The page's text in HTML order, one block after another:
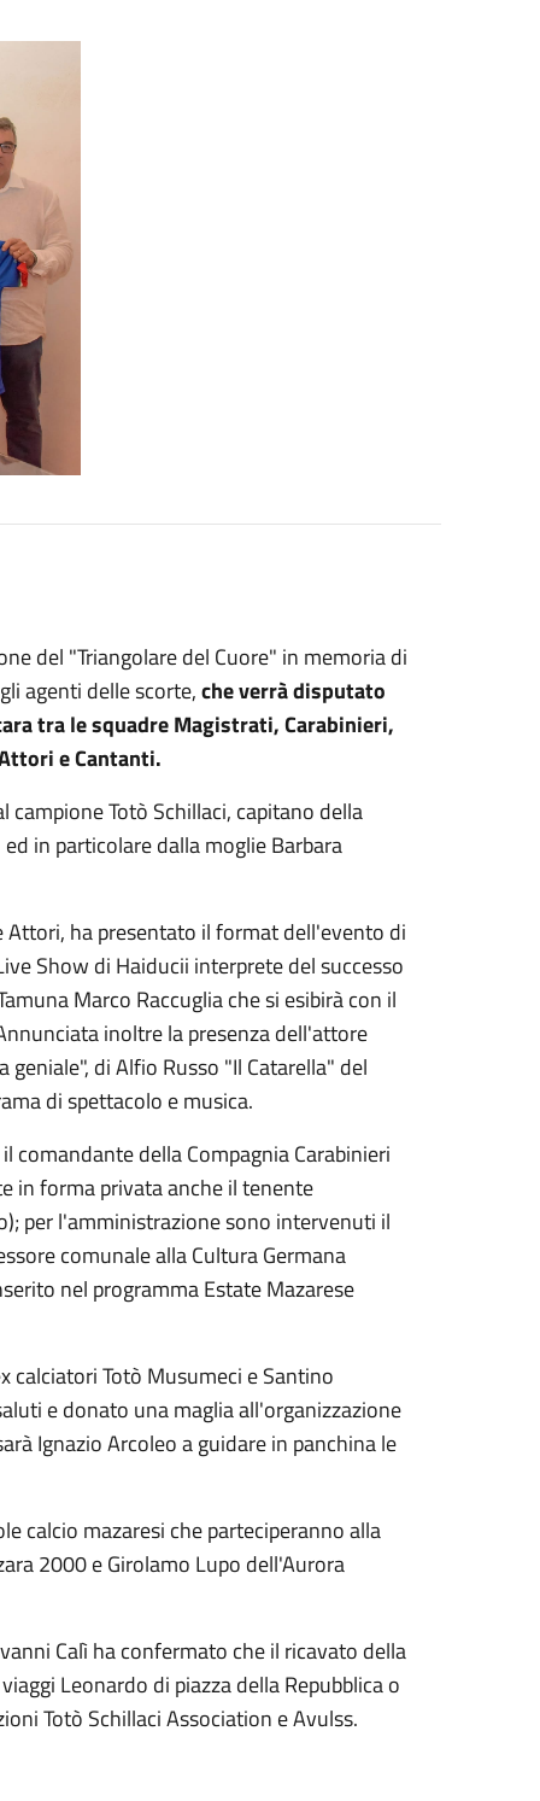
del "Triangolare del Cuore" in memoria di
agenti delle scorte,che verrà disputato
tra le squadre Magistrati, Carabinieri,
e Cantanti.
Totò Schillaci, capitano della
in particolare dalla moglie Barbara
Attori, ha presentato il format dell'evento di
Show di Haiducii interprete del successo
Marco Raccuglia che si esibirà con il
inoltre la presenza dell'attore
di Alfio Russo "Il Catarella" del
di spettacolo e musica.
comandante della Compagnia Carabinieri
in forma privata anche il tenente
per l'amministrazione sono intervenuti il
comunale alla Cultura Germana
nel programma Estate Mazarese
calciatori Totò Musumeci e Santino
e donato una maglia all'organizzazione
Ignazio Arcoleo a guidare in panchina le
calcio mazaresi che parteciperanno alla
2000 e Girolamo Lupo dell'Aurora
Calì ha confermato che il ricavato della
Leonardo di piazza della Repubblica o
Totò Schillaci Association e Avulss.